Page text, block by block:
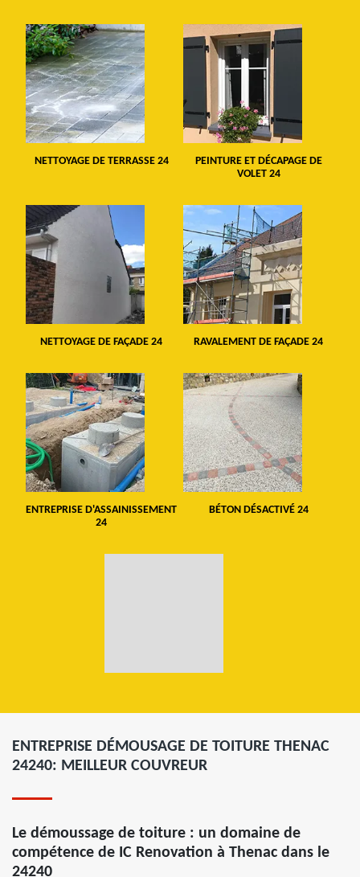
NETTOYAGE DE TERRASSE 24
PEINTURE ET DÉCAPAGE DE
VOLET 24
NETTOYAGE DE FAÇADE 24 RAVALEMENT DE FAÇADE 24
ENTREPRISE D'ASSAINISSEMENT
24
BÉTON DÉSACTIVÉ 24
ENTREPRISE DÉMOUSAGE DE TOITURE THENAC
24240: MEILLEUR COUVREUR
Le démoussage de toiture : un domaine de
compétence de IC Renovation à Thenac dans le
24240